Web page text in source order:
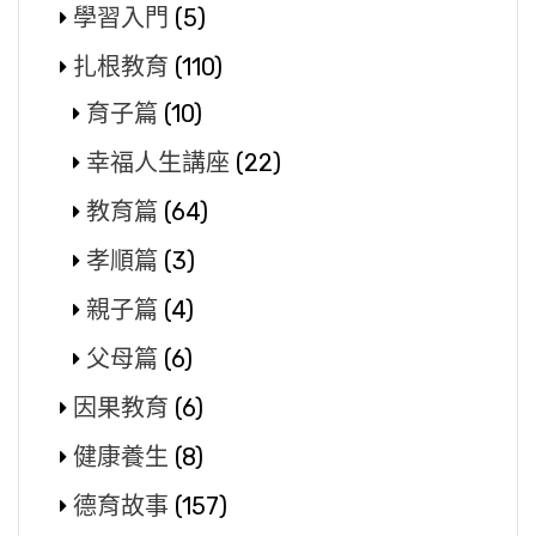
學習入門 (5)
扎根教育 (110)
育子篇 (10)
幸福人生講座 (22)
教育篇 (64)
孝順篇 (3)
親子篇 (4)
父母篇 (6)
因果教育 (6)
健康養生 (8)
德育故事 (157)